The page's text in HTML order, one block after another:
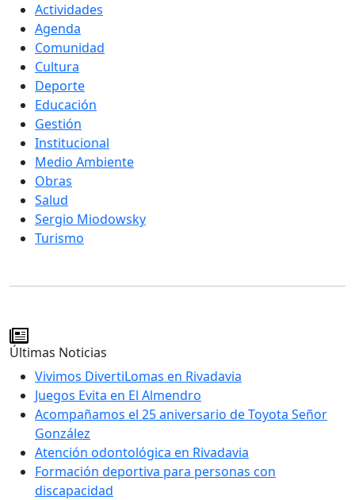
Actividades
Agenda
Comunidad
Cultura
Deporte
Educación
Gestión
Institucional
Medio Ambiente
Obras
Salud
Sergio Miodowsky
Turismo
Últimas Noticias
Vivimos DivertiLomas en Rivadavia
Juegos Evita en El Almendro
Acompañamos el 25 aniversario de Toyota Señor
González
Atención odontológica en Rivadavia
Formación deportiva para personas con
discapacidad